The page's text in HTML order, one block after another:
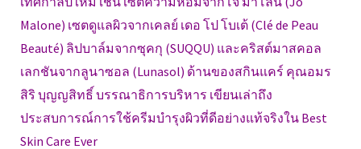
Malone) เซตดูแลผิวจากเคลย์ เดอ โป โบเต้ (Clé de Peau
Beauté) ลิปบาล์มจากซุคกุ (SUQQU) และคริสต์มาสคอล
เลกชันจากลูนาซอล (Lunasol) ด้านของสกินแคร์ คุณอมร
สิริ บุญญสิทธิ์ บรรณาธิการบริหาร เขียนเล่าถึง
ประสบการณ์การใช้ครีมบำรุงผิวที่ดีอย่างแท้จริงใน Best
Skin Care Ever